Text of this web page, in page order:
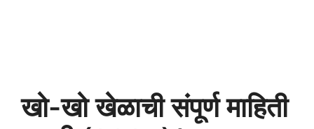
खो-खो खेळाची संपूर्ण माहिती